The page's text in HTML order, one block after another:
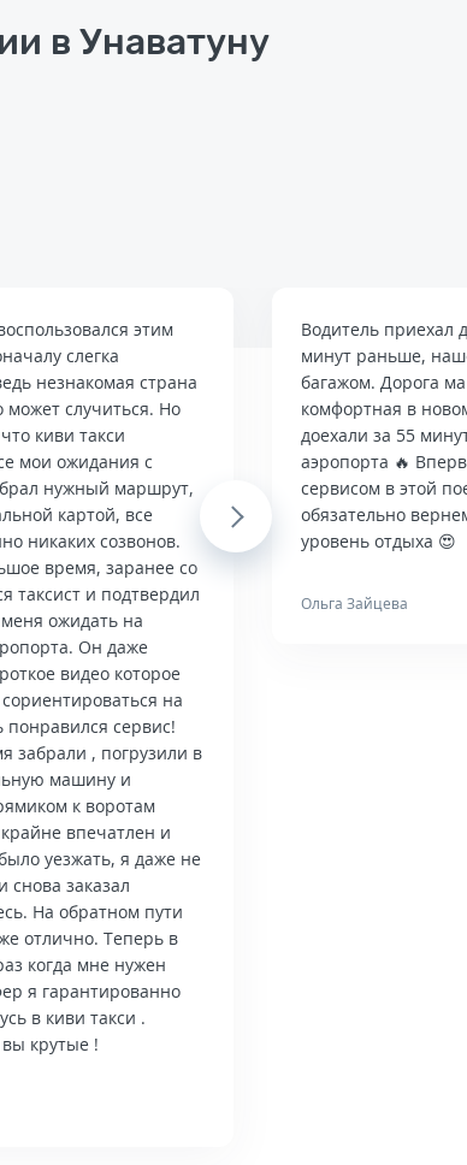
в Унаватуну
этим
слегка
незнакомая страна
может случиться. Но
киви такси
мои ожидания с
нужный маршрут,
картой, все
никаких созвонов.
время, заранее со
таксист и подтвердил
ожидать на
Он даже
видео которое
на
понравился сервис!
забрали , погрузили в
машину и
к воротам
впечатлен и
уезжать, я даже не
снова заказал
На обратном пути
отлично. Теперь в
когда мне нужен
я гарантированно
в киви такси .
крутые !
Водитель приехал
минут раньше,
багажом. Дорога
комфортная в
доехали за 55
аэропорта 🔥
сервисом в этой
обязательно
уровень отдыха 😍
Ольга Зайцева
Next